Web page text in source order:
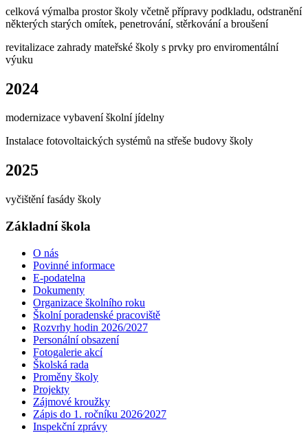
celková výmalba prostor školy včetně přípravy podkladu, odstranění
některých starých omítek, penetrování, stěrkování a broušení
revitalizace zahrady mateřské školy s prvky pro enviromentální
výuku
2024
modernizace vybavení školní jídelny
Instalace fotovoltaických systémů na střeše budovy školy
2025
vyčištění fasády školy
Základní škola
O nás
Povinné informace
E-podatelna
Dokumenty
Organizace školního roku
Školní poradenské pracoviště
Rozvrhy hodin 2026/2027
Personální obsazení
Fotogalerie akcí
Školská rada
Proměny školy
Projekty
Zájmové kroužky
Zápis do 1. ročníku 2026⁄2027
Inspekční zprávy